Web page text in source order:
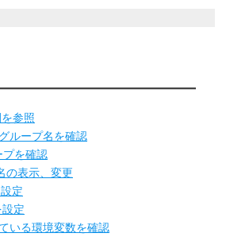
参照
ループ名を確認
プを確認
の表示、変更
定
定
いる環境変数を確認